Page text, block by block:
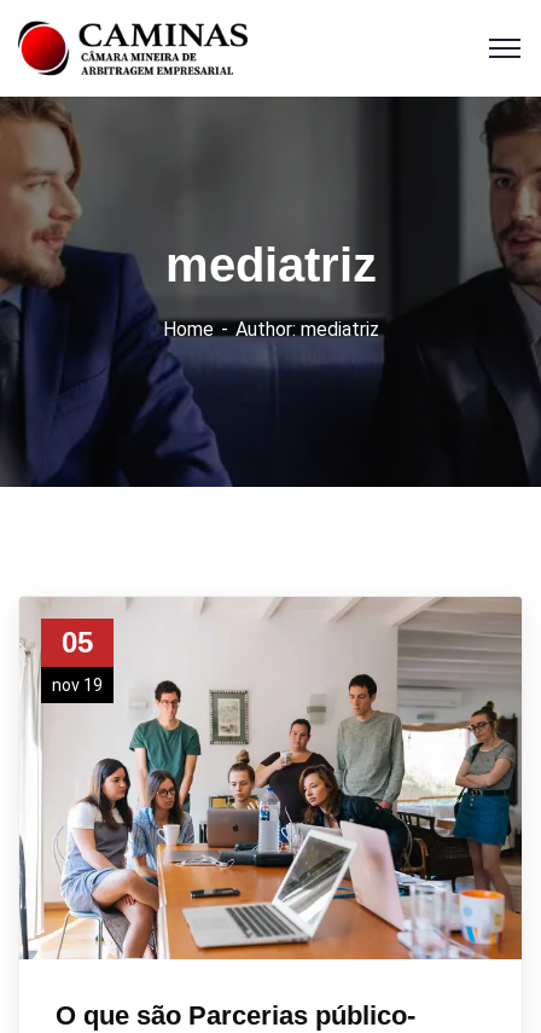
mediatriz
Home Author: mediatriz
05
nov 19
O que são Parcerias público-